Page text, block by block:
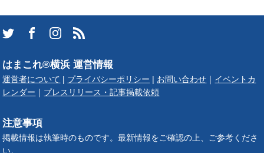
はまこれ®横浜 運営情報
運営者について | プライバシーポリシー | お問い合わせ ｜ イベントカ
レンダー ｜ プレスリリース・記事掲載依頼
注意事項
掲載情報は執筆時のものです。最新情報をご確認の上、ご参考くださ
い。